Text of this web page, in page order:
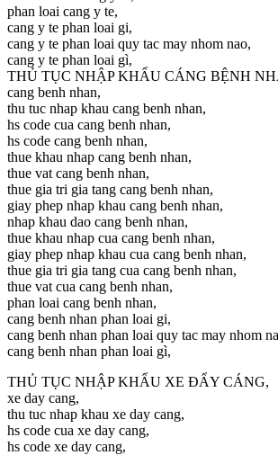
phan loai cang y te,
cang y te phan loai gi,
cang y te phan loai quy tac may nhom nao,
cang y te phan loai gì,
THỦ TỤC NHẬP KHẨU CÁNG BỆNH
cang benh nhan,
thu tuc nhap khau cang benh nhan,
hs code cua cang benh nhan,
hs code cang benh nhan,
thue khau nhap cang benh nhan,
thue vat cang benh nhan,
thue gia tri gia tang cang benh nhan,
giay phep nhap khau cang benh nhan,
nhap khau dao cang benh nhan,
thue khau nhap cua cang benh nhan,
giay phep nhap khau cua cang benh nhan,
thue gia tri gia tang cua cang benh nhan,
thue vat cua cang benh nhan,
phan loai cang benh nhan,
cang benh nhan phan loai gi,
cang benh nhan phan loai quy tac may nhom
cang benh nhan phan loai gì,
THỦ TỤC NHẬP KHẨU XE ĐẨY CÁNG,
xe day cang,
thu tuc nhap khau xe day cang,
hs code cua xe day cang,
hs code xe day cang,